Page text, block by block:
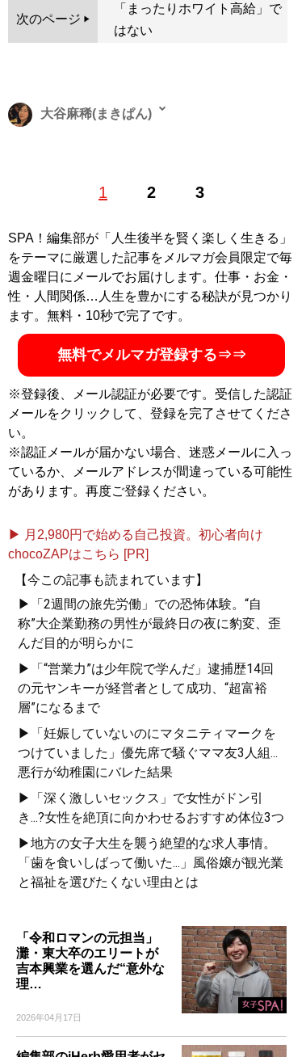
次のページ
「まったりホワイト高給」で
はない
1 2 3
大谷麻稀(まきぱん)
ットするべく鉄道会社を退職し、ほぼ未経験の世界へ転
Twitter、Instagramなど：lit.link
記事一覧へ
SPA！編集部が「人生後半を賢く楽しく生きる」
をテーマに厳選した記事をメルマガ会員限定で毎
週金曜日にメールでお届けします。仕事・お金・
性・人間関係…人生を豊かにする秘訣が見つかり
ます。無料・10秒で完了です。
無料でメルマガ登録する⇒⇒
※登録後、メール認証が必要です。受信した認証
メールをクリックして、登録を完了させてくださ
い。
※認証メールが届かない場合、迷惑メールに入っ
ているか、メールアドレスが間違っている可能性
があります。再度ご登録ください。
▶ 月2,980円で始める自己投資。初心者向け
chocoZAPはこちら [PR]
【今この記事も読まれています】
▶「2週間の旅先労働」での恐怖体験。“自
称”大企業勤務の男性が最終日の夜に豹変、歪
んだ目的が明らかに
▶「“営業力”は少年院で学んだ」逮捕歴14回
の元ヤンキーが経営者として成功、“超富裕
層”になるまで
▶「妊娠していないのにマタニティマークを
つけていました」優先席で騒ぐママ友3人組...
悪行が幼稚園にバレた結果
▶「深く激しいセックス」で女性がドン引
き...?女性を絶頂に向かわせるおすすめ体位3つ
▶地方の女子大生を襲う絶望的な求人事情。
「歯を食いしばって働いた...」風俗嬢が観光業
と福祉を選びたくない理由とは
「令和ロマンの元担当」
灘・東大卒のエリートが
吉本興業を選んだ“意外な
理…
2026年04月17日